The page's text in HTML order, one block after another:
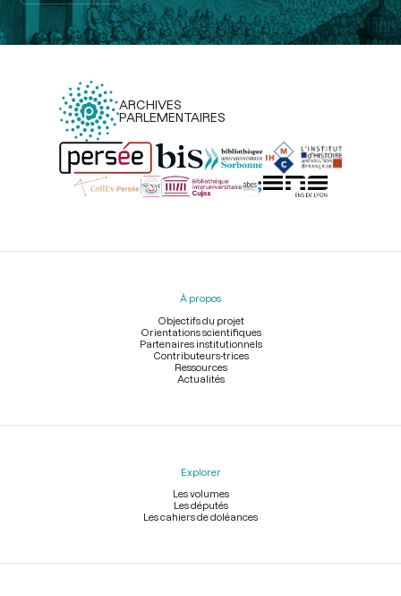
ARCHIVES
PARLEMENTAIRES
Menu
À propos
Objectifs du projet
Orientations scientifiques
Partenaires institutionnels
Contributeurs-trices
Ressources
Actualités
Explorer
Les volumes
Les députés
Les cahiers de doléances